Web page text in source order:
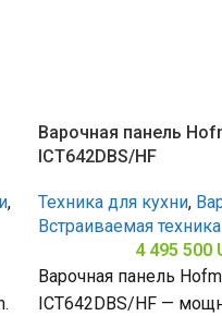
,
Варочная панель
ICT642DBS/HF
Техника для кухни,
Встраиваемая техника
4 495 500
Варочная панель
ICT642DBS/HF —